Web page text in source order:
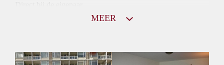
Huurtoeslag
MEER